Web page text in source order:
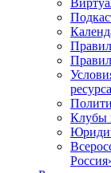
Клубы